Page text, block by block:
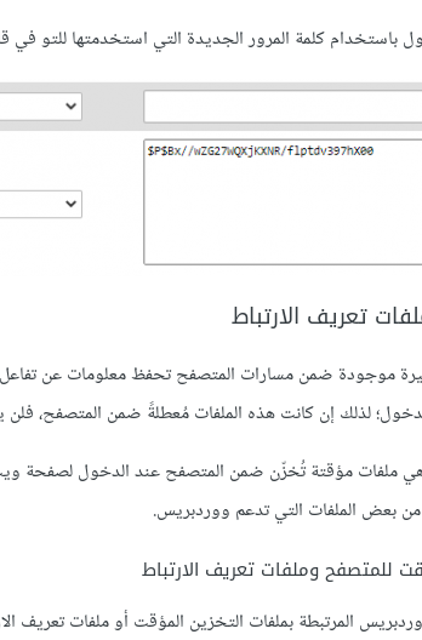
باستخدام كلمة المرور الجديدة التي استخدمتها للتو
تعريف الارتباط
موجودة ضمن مسارات المتصفح تحفظ معلومات عن
لذلك إن كانت هذه الملفات مُعطلةً ضمن المتصفح،
ملفات مؤقتة تُخزّن ضمن المتصفح عند الدخول لصفحة
الملفات التي تدعم ووردبريس.
للمتصفح وملفات تعريف الارتباط
المرتبطة بملفات التخزين المؤقت أو ملفات تعريف